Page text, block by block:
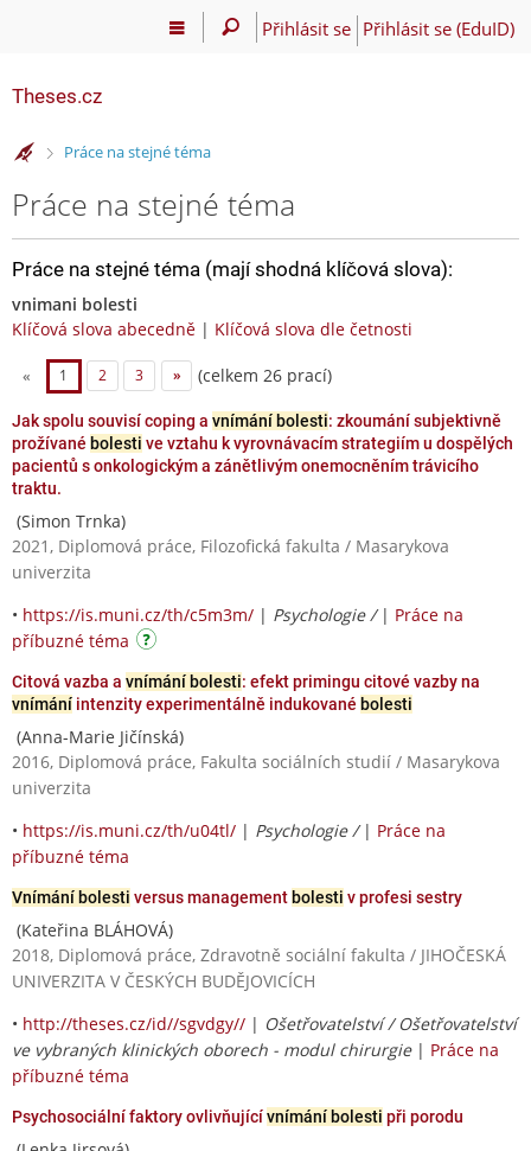
Přihlásit se Přihlásit se (EduID)
Theses.cz
>Práce na stejné téma
Práce na stejné téma
Práce na stejné téma (mají shodná klíčová slova):
vnimani bolesti
Klíčová slova abecedně | Klíčová slova dle četnosti
« 1 2 3 » (celkem 26 prací)
Jak spolu souvisí coping a vnímání bolesti: zkoumání subjektivně
prožívané bolesti ve vztahu k vyrovnávacím strategiím u dospělých
pacientů s onkologickým a zánětlivým onemocněním trávicího
traktu.
(Simon Trnka)
2021, Diplomová práce, Filozofická fakulta / Masarykova
univerzita
• https://is.muni.cz/th/c5m3m/ | Psychologie / | Práce na
příbuzné téma
Citová vazba a vnímání bolesti: efekt primingu citové vazby na
vnímání intenzity experimentálně indukované bolesti
(Anna-Marie Jičínská)
2016, Diplomová práce, Fakulta sociálních studií / Masarykova
univerzita
• https://is.muni.cz/th/u04tl/ | Psychologie / | Práce na
příbuzné téma
Vnímání bolesti versus management bolesti v profesi sestry
(Kateřina BLÁHOVÁ)
2018, Diplomová práce, Zdravotně sociální fakulta / JIHOČESKÁ
UNIVERZITA V ČESKÝCH BUDĚJOVICÍCH
• http://theses.cz/id//sgvdgy// | Ošetřovatelství / Ošetřovatelství
ve vybraných klinických oborech - modul chirurgie| Práce na
příbuzné téma
Psychosociální faktory ovlivňujícívnímání bolesti při porodu